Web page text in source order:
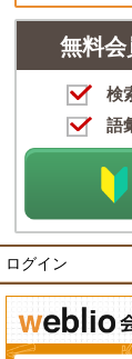
無料会
検
語
ログイン